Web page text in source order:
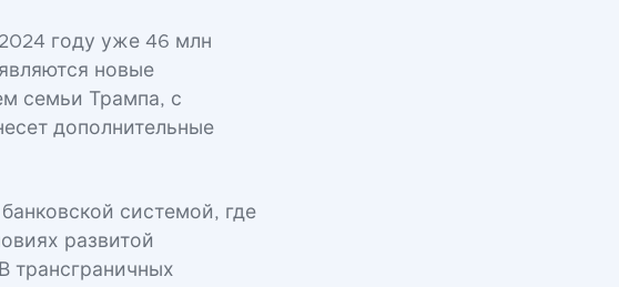
году уже 46 млн
новые
семьи Трампа, с
дополнительные
системой, где
развитой
трансграничных